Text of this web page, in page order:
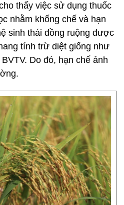
thấy việc sử dụng thuốc
nhằm khống chế và hạn
sinh thái đồng ruộng được
tính trừ diệt giống như
Do đó, hạn chế ảnh